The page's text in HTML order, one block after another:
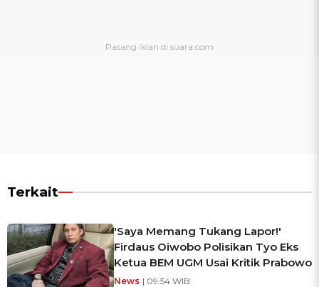
Terkait
'Saya Memang Tukang Lapor!'
Firdaus Oiwobo Polisikan Tyo Eks
Ketua BEM UGM Usai Kritik Prabowo
News | 09:54 WIB